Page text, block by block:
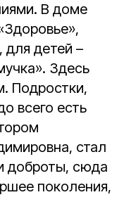
В доме
для детей –
Здесь
Подростки,
всего есть
стал
доброты, сюда
поколения,